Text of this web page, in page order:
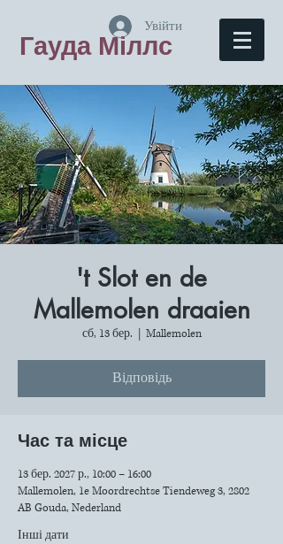
Гауда Міллс
Увійти
't Slot en de
Mallemolen draaien
сб, 13 бер. Mallemolen
Відповідь
Час та місце
13 бер. 2027 р., 10:00 – 16:00
Mallemolen, 1e Moordrechtse Tiendeweg 3, 2802
AB Gouda, Nederland
Інші дати